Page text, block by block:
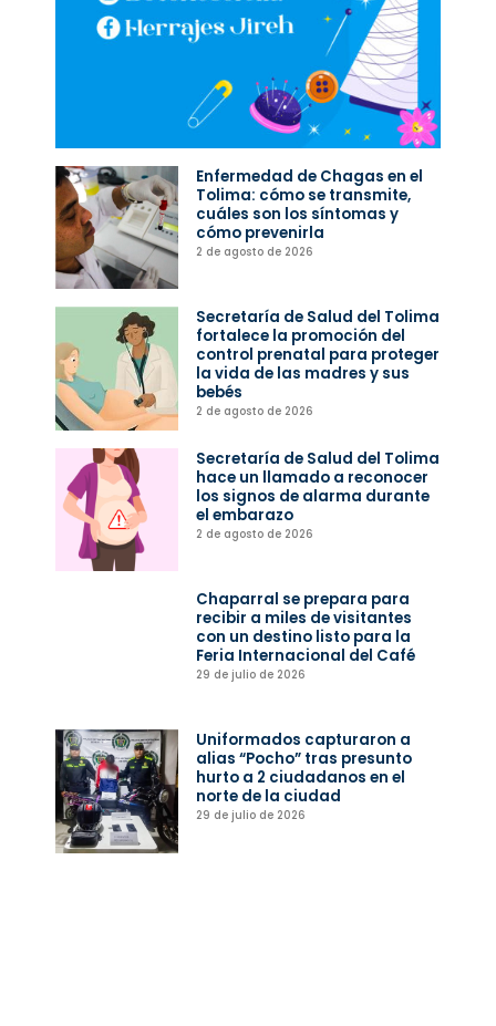
Enfermedad de Chagas en el
Tolima: cómo se transmite,
cuáles son los síntomas y
cómo prevenirla
2 de agosto de 2026
Secretaría de Salud del Tolima
fortalece la promoción del
control prenatal para proteger
la vida de las madres y sus
bebés
2 de agosto de 2026
Secretaría de Salud del Tolima
hace un llamado a reconocer
los signos de alarma durante
el embarazo
2 de agosto de 2026
Chaparral se prepara para
recibir a miles de visitantes
con un destino listo para la
Feria Internacional del Café
29 de julio de 2026
Uniformados capturaron a
alias “Pocho” tras presunto
hurto a 2 ciudadanos en el
norte de la ciudad
29 de julio de 2026